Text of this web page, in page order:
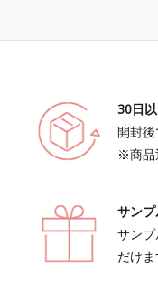
30日
開封
※商品
サン
サン
だけま